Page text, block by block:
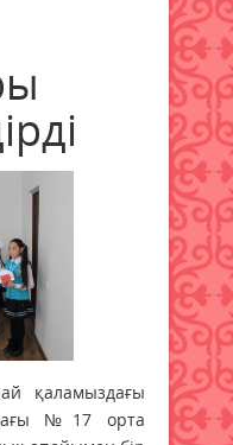
қаламыздағы
№17 орта